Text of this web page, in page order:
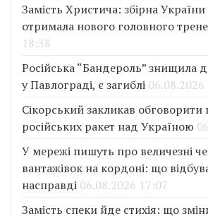
Замість Христича: збірна
отримала нового головного
18:38
Російська “Бандероль” знищила
у Павлограді, є загиблі 06.08.2026
Сікорський закликав обговорити
російських ракет над Україною
У мережі пишуть про величезні
вантажівок на кордоні: що
насправді 06.08.2026 17:07
Замість спеки йде стихія: що